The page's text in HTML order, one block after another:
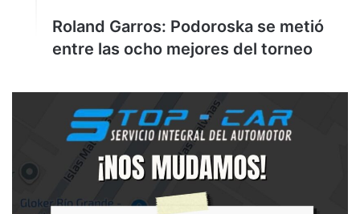
Roland Garros: Podoroska se metió
entre las ocho mejores del torneo